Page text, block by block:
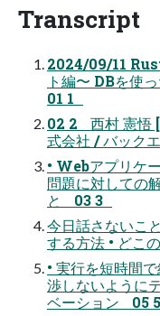
Transcript
2024/09/11
ト編〜 DBを使
01 1
02 2 西村 憲悟 [
式会社 / バッ
• Webアプリケ
問題に対しての
と 03 3
今日話さないこ
する方法 • どこ
• 実行を短時間
渉しないように
ベーション 05 5